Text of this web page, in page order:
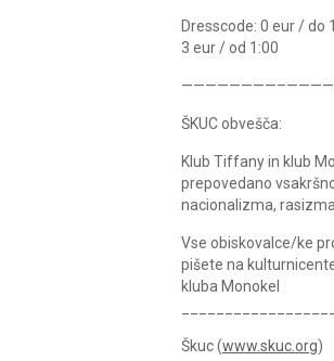
Dresscode: 0 eur / do
3 eur / od 1:00
ŠKUC obvešča:
Klub Tiffany in klub
prepovedano
nacionalizma,
Vse obiskovalce/ke
pišete na
kluba Monokel
Škuc (www.skuc.org)